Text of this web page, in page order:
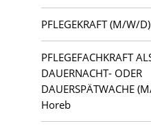
Luckau
Ludwigsfelde
Mahlsdorf
Potsdam
PFLEGEKRAFT (M/W/
PFLEGEFACHKRAFT
DAUERNACHT- ODER
DAUERSPÄTWACHE
Horeb